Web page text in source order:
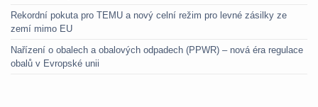
Rekordní pokuta pro TEMU a nový celní režim pro levné zásilky ze
zemí mimo EU
Nařízení o obalech a obalových odpadech (PPWR) – nová éra regulace
obalů v Evropské unii